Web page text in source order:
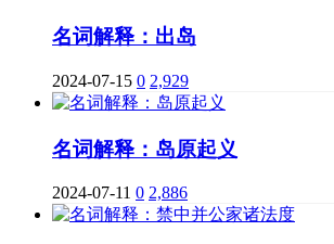
名词解释：出岛
2024-07-15 0 2,929
名词解释：岛原起义
2024-07-11 0 2,886